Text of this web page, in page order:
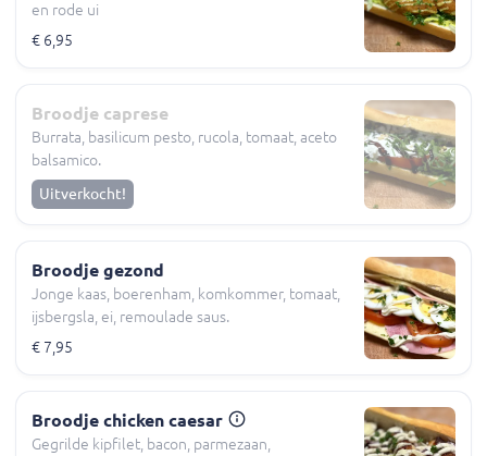
en rode ui
€ 6,95
Broodje caprese
Burrata, basilicum pesto, rucola, tomaat, aceto
balsamico.
Uitverkocht!
Broodje gezond
Jonge kaas, boerenham, komkommer, tomaat,
ijsbergsla, ei, remoulade saus.
€ 7,95
Broodje chicken caesar
Gegrilde kipfilet, bacon, parmezaan,